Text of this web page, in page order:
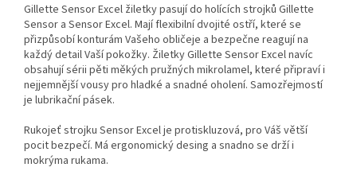
Gillette Sensor Excel žiletky pasují do holících strojků Gillette
Sensor a Sensor Excel. Mají flexibilní dvojité ostří, které se
přizpůsobí konturám Vašeho obličeje a bezpečne reagují na
každý detail Vaší pokožky. Žiletky Gillette Sensor Excel navíc
obsahují sérii pěti měkých pružných mikrolamel, které připraví i
nejjemnější vousy pro hladké a snadné oholení. Samozřejmostí
je lubrikační pásek.
Rukojeť strojku Sensor Excel je protiskluzová, pro Váš větší
pocit bezpečí. Má ergonomický desing a snadno se drží i
mokrýma rukama.